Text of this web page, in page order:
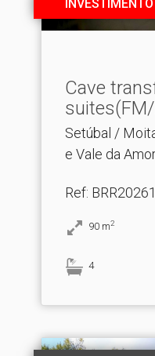
INVESTIMENTO
Cave
Setúbal /
e Vale da
Ref:
90 m2
4